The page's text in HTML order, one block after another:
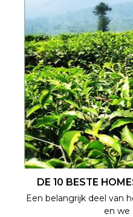
DE 10 BESTE
Een belangrijk deel van
en we